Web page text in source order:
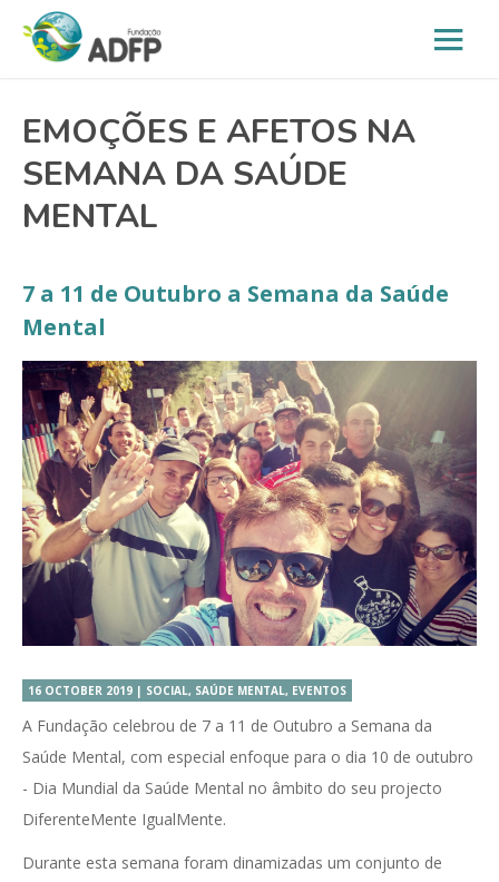
EMOÇÕES E AFETOS NA
SEMANA DA SAÚDE
MENTAL
7 a 11 de Outubro a Semana da Saúde
Mental
16 OCTOBER 2019 | SOCIAL, SAÚDE MENTAL, EVENTOS
A Fundação celebrou de 7 a 11 de Outubro a Semana da
Saúde Mental, com especial enfoque para o dia 10 de outubro
- Dia Mundial da Saúde Mental no âmbito do seu projecto
DiferenteMente IgualMente.
Durante esta semana foram dinamizadas um conjunto de